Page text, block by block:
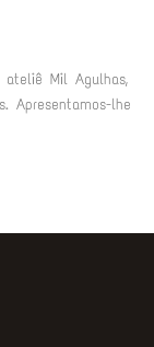
Mil Agulhas,
Apresentamos-lhe